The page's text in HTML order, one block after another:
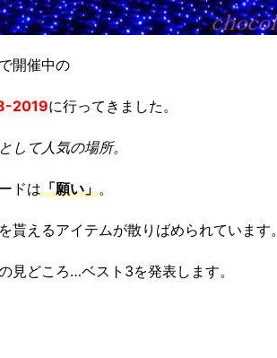
開催中の
2019に行ってきました。
して人気の場所。
ドは「願い」。
貰えるアイテムが散りばめられています。
見どころ…ベスト3を発表します。